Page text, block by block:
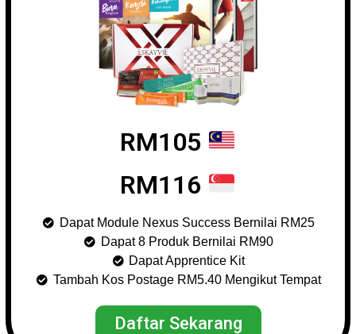
RM105
RM116
Dapat Module Nexus Success Bernilai RM25
Dapat 8 Produk Bernilai RM90
Dapat Apprentice Kit
Tambah Kos Postage RM5.40 Mengikut Tempat
Daftar Sekarang